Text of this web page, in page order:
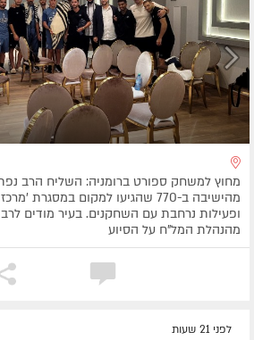
מחוץ למשחק ספורט ברומניה: השליח הרב
מהישיבה ב-770 שהגיעו למקום
ופעילות נרחבת עם השחקנים. בעיר מודים
מהנהלת המל"ח על הסיוע
לפני 21 שעות